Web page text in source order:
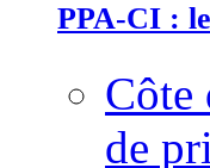
PPA-CI :
Côte
de